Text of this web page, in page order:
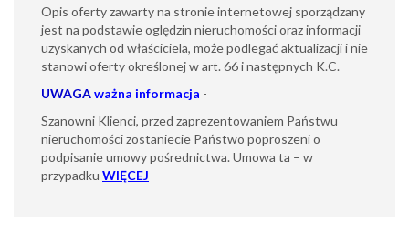
Opis oferty zawarty na stronie internetowej sporządzany
jest na podstawie oględzin nieruchomości oraz informacji
uzyskanych od właściciela, może podlegać aktualizacji i nie
stanowi oferty określonej w art. 66 i następnych K.C.
UWAGAważna informacja -
Szanowni Klienci, przed zaprezentowaniem Państwu
nieruchomości zostaniecie Państwo poproszeni o
podpisanie umowy pośrednictwa. Umowa ta – w
przypadku WIĘCEJ